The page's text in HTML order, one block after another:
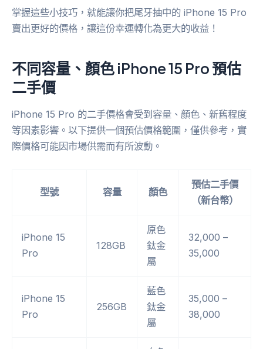
掌握這些小技巧，就能讓你把尾牙抽中的 iPhone 15 Pro
賣出更好的價格，讓這份幸運轉化為更大的收益！
不同容量、顏色 iPhone 15 Pro 預估
二手價
iPhone 15 Pro 的二手價格會受到容量、顏色、新舊程度
等因素影響。以下提供一個預估價格範圍，僅供參考，實
際價格可能因市場供需而有所波動。
型號 容量 顏色
預估二手價
（新台幣）
iPhone 15
Pro
128GB
原色
鈦金
屬
32,000 –
35,000
iPhone 15
Pro
256GB
藍色
鈦金
屬
35,000 –
38,000